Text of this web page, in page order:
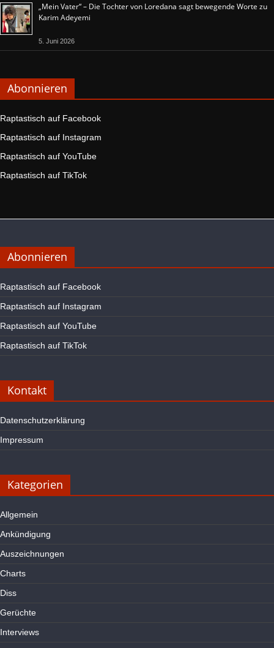
„Mein Vater“ – Die Tochter von Loredana sagt bewegende Worte zu
Karim Adeyemi
5. Juni 2026
Abonnieren
Raptastisch auf Facebook
Raptastisch auf Instagram
Raptastisch auf YouTube
Raptastisch auf TikTok
Abonnieren
Raptastisch auf Facebook
Raptastisch auf Instagram
Raptastisch auf YouTube
Raptastisch auf TikTok
Kontakt
Datenschutzerklärung
Impressum
Kategorien
Allgemein
Ankündigung
Auszeichnungen
Charts
Diss
Gerüchte
Interviews